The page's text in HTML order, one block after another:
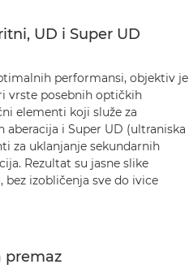
UD i Super UD
performansi, objektiv je
vrste posebnih optičkih
elementi koji služe za
aberacija i Super UD (ultraniska
za uklanjanje sekundarnih
Rezultat su jasne slike
bez izobličenja sve do ivice
premaz